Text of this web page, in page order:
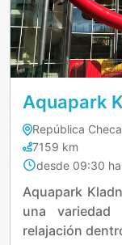
Aquapark
República
7159 km
desde 09:30
Aquapark
una
relajación